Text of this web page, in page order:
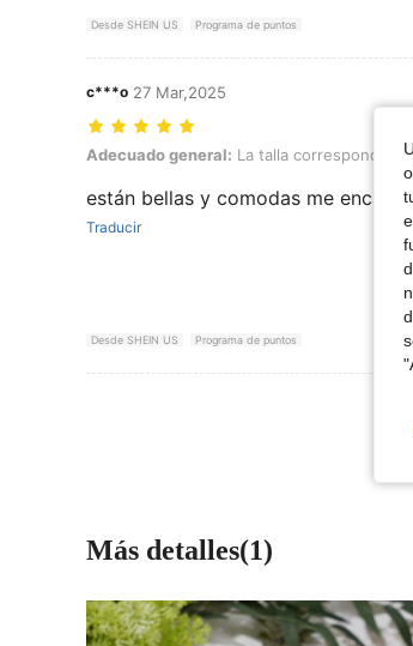
Desde SHEIN US Programa de puntos
c***o 27 Mar,2025
Adecuado general: La talla corresponde, Color:
Adecuado general: La talla corresponde
están bellas y comodas me
Traducir
Desde SHEIN US Programa de puntos
Más detalles(1)